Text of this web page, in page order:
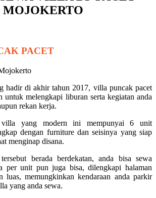
MOJOKERTO
PACET
hadir di akhir tahun 2017, villa puncak pacet
untuk melengkapi liburan serta kegiatan anda
rekan kerja.
villa yang modern ini mempunyai 6 unit
dengan furniture dan seisinya yang siap
menginap disana.
berada berdekatan, anda bisa sewa
per unit pun juga bisa, dilengkapi halaman
luas, memungkinkan kendaraan anda parkir
yang anda sewa.